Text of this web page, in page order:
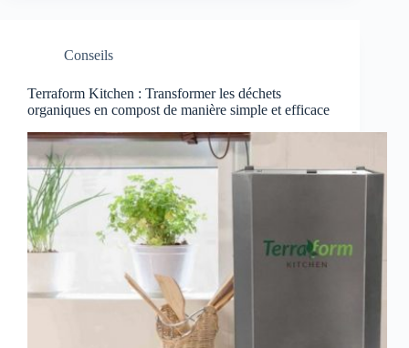
Conseils
Terraform Kitchen : Transformer les déchets
organiques en compost de manière simple et efficace